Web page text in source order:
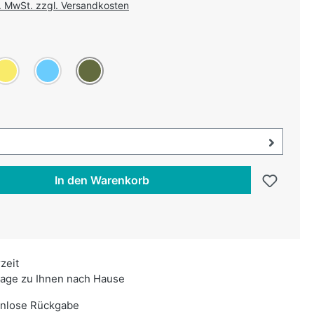
MwSt. zzgl. Versandkosten
Gelb
(Diese Option ist zurzeit nicht verfügbar.)
Hellblau
(Diese Option ist zurzeit nicht verfügbar.)
Oliv
öffnen, aktuell ausgewählt:
In den Warenkorb
zu Ihnen nach Hause
Rückgabe